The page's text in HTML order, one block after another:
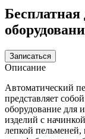
Бесплатная
Записаться
Описание
Автоматический
представляет
оборудование для
изделий с
лепкой